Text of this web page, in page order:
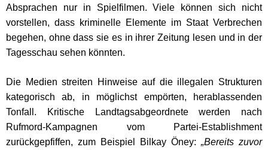
Absprachen nur in Spielfilmen. Viele können sich nicht
vorstellen, dass kriminelle Elemente im Staat Verbrechen
begehen, ohne dass sie es in ihrer Zeitung lesen und in der
Tagesschau sehen könnten.
Die Medien streiten Hinweise auf die illegalen Strukturen
kategorisch ab, in möglichst empörten, herablassenden
Tonfall. Kritische Landtagsabgeordnete werden nach
Rufmord-Kampagnen vom Partei-Establishment
zurückgepfiffen, zum Beispiel Bilkay Öney: „Bereits zuvor